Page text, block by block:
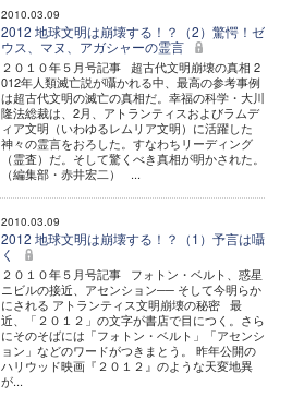
2010.03.09
2012 地球文明は崩壊する！？（2）驚愕！ゼ
ウス、マヌ、アガシャーの霊言
２０１０年５月号記事 超古代文明崩壊の真相 2
012年人類滅亡説が囁かれる中、最高の参考事例
は超古代文明の滅亡の真相だ。幸福の科学・大川
隆法総裁は、2月、アトランティスおよびラムデ
ィア文明（いわゆるレムリア文明）に活躍した
神々の霊言をおろした。すなわちリーディング
（霊査）だ。そして驚くべき真相が明かされた。
（編集部・赤井宏二） ...
2010.03.09
2012 地球文明は崩壊する！？（1）予言は囁
く
２０１０年５月号記事 フォトン・ベルト、惑星
ニビルの接近、アセンション── そして今明らか
にされる アトランティス文明崩壊の秘密 最
近、「２０１２」の文字が書店で目につく。さら
にそのそばには「フォトン・ベルト」「アセンシ
ョン」などのワードがつきまとう。 昨年公開の
ハリウッド映画『２０１２』のような天変地異
が...